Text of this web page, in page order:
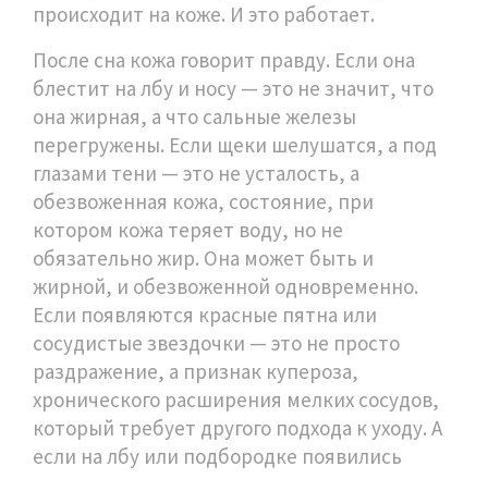
происходит на коже. И это работает.
После сна кожа говорит правду. Если она
блестит на лбу и носу — это не значит, что
она жирная, а что сальные железы
перегружены. Если щеки шелушатся, а под
глазами тени — это не усталость, а
обезвоженная кожа, состояние, при
котором кожа теряет воду, но не
обязательно жир. Она может быть и
жирной, и обезвоженной одновременно.
Если появляются красные пятна или
сосудистые звездочки — это не просто
раздражение, а признак купероза,
хронического расширения мелких сосудов,
который требует другого подхода к уходу. А
если на лбу или подбородке появились